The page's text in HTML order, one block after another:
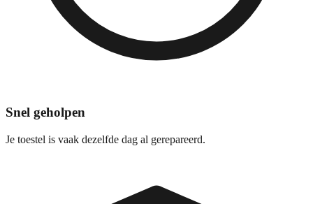
Snel geholpen
Je toestel is vaak dezelfde dag al gerepareerd.